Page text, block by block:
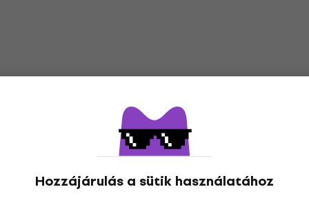
Hozzájárulás a sütik használatához